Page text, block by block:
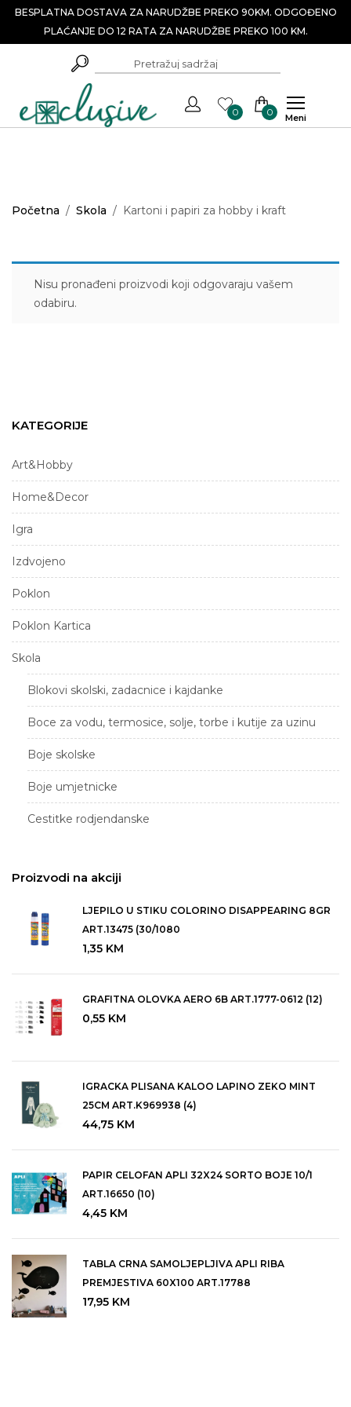
BESPLATNA DOSTAVA ZA NARUDŽBE PREKO 90KM. ODGOĐENO
PLAĆANJE DO 12 RATA ZA NARUDŽBE PREKO 100 KM.
0 0 Meni
Početna / Skola / Kartoni i papiri za hobby i kraft
Nisu pronađeni proizvodi koji odgovaraju vašem
odabiru.
KATEGORIJE
Art&Hobby
Home&Decor
Igra
Izdvojeno
Poklon
Poklon Kartica
Skola
Blokovi skolski, zadacnice i kajdanke
Boce za vodu, termosice, solje, torbe i kutije za uzinu
Boje skolske
Boje umjetnicke
Cestitke rodjendanske
Flomasteri i markeri skolski
Folderi i stalci za papire
Gumice za brisanje i siljala
Igracke za zabavu, istrazivanje i edukaciju
Olovke grafitne, hemijske i tehnicke
Plastelini i mase za modeliranje
Pribor za crtanje, slikanje i racunanje
Ruksaci skolski, pernice, torbe i vrecice za sport
Selotejpi, ljepila i makaze
Sitni uredski materijal
Proizvodi na akciji
LJEPILO U STIKU COLORINO DISAPPEARING 8GR
ART.13475 (30/1080
1,35 KM
GRAFITNA OLOVKA AERO 6B ART.1777-0612 (12)
0,55 KM
IGRACKA PLISANA KALOO LAPINO ZEKO MINT
25CM ART.K969938 (4)
44,75 KM
PAPIR CELOFAN APLI 32X24 SORTO BOJE 10/1
ART.16650 (10)
4,45 KM
TABLA CRNA SAMOLJEPLJIVA APLI RIBA
PREMJESTIVA 60X100 ART.17788
17,95 KM